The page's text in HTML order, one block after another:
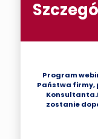
Program
Państwa firmy,
zostanie